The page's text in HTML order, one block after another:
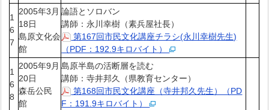
1
6
7
2005年3月
18日
島原文化会
館
論語とソロバン
講師：永川幸樹（素兵屋社長）
第167回市民文化講座チラシ(永川幸樹先生)
（PDF：192.9キロバイト）
1
6
8
2005年9月
20日
森岳公民
館
島原半島の活断層を読む
講師：寺井邦久（県教育センター）
第168回市民文化講座（寺井邦久先生）（PD
F：191.9キロバイト）